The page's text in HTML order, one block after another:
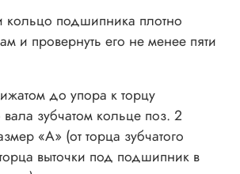
подшипника плотно
и провернуть его не менее пяти
до упора к торцу
зубчатом кольце поз. 2
«А» (от торца зубчатого
выточки под подшипник в